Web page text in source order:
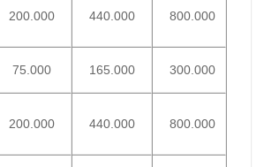
200.000 440.000 800.000
75.000 165.000 300.000
200.000 440.000 800.000